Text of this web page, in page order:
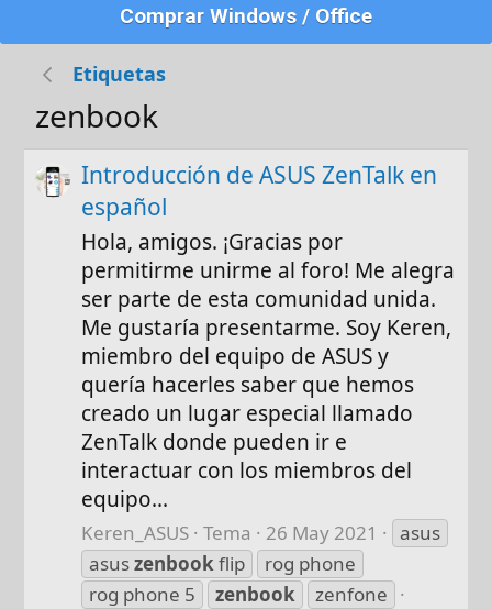
Comprar Windows / Office
Etiquetas
zenbook
Introducción de ASUS ZenTalk en
español
Hola, amigos. ¡Gracias por
permitirme unirme al foro! Me alegra
ser parte de esta comunidad unida.
Me gustaría presentarme. Soy Keren,
miembro del equipo de ASUS y
quería hacerles saber que hemos
creado un lugar especial llamado
ZenTalk donde pueden ir e
interactuar con los miembros del
equipo...
Keren_ASUS Tema 26 May 2021
asus
asuszenbookflip
rog phone
rog phone 5
zenbook
zenfone